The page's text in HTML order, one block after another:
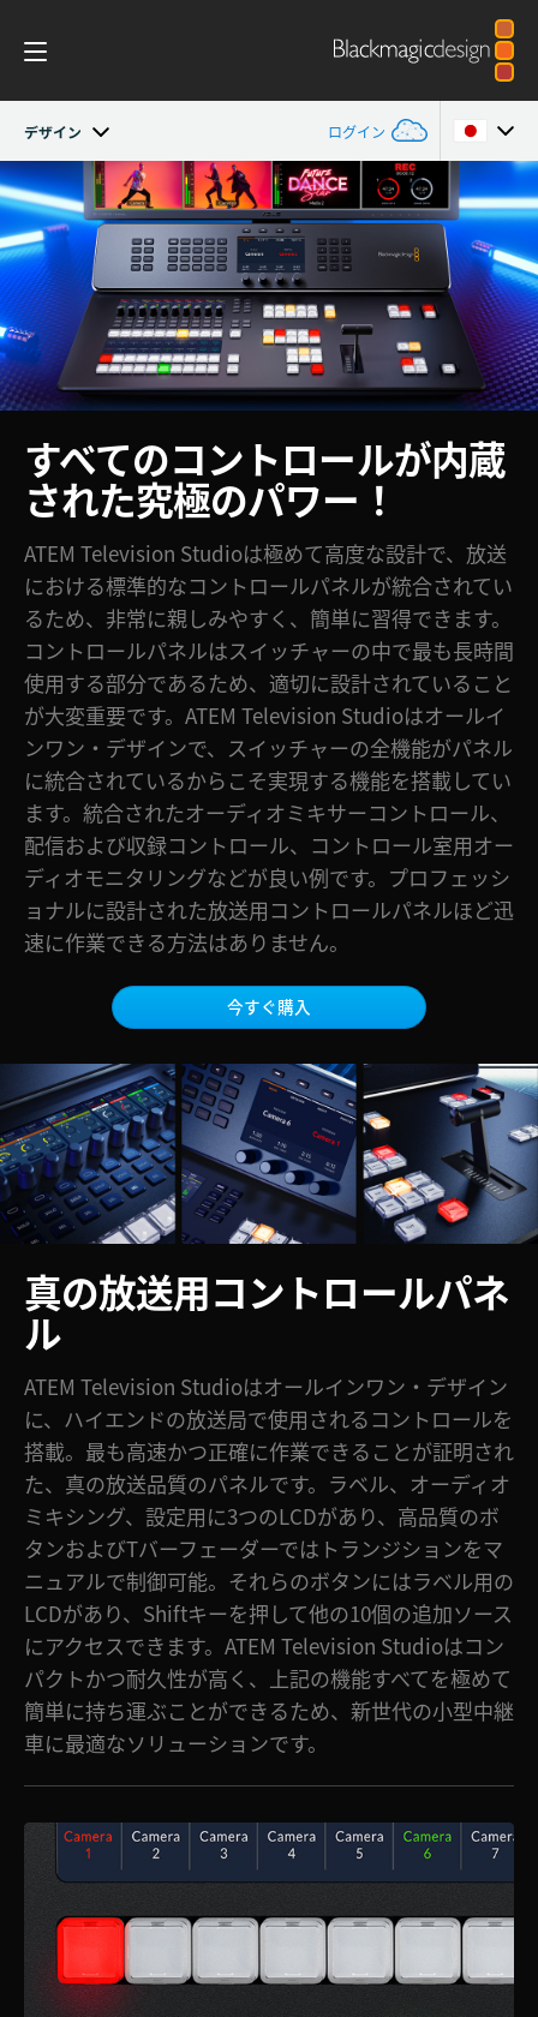
デザイン ログイン
ATEM Television Studio
はじめに
デザイン
機能
ソフトウェア
編集
ATEM Mic Converter
仕様
Argentina
Australia
Austria
Brazil
Canada
China
Denmark
Finland
France
Germany
Hong Kong SAR, China
India
Italy
Japan
Korea
Malaysia
Netherlands
New Zealand
Norway
Poland
Portugal
South Africa
Spain
Sweden
Chinese Taipei
Turkey
UAE
Ukraine
United Kingdom
すべてのコントロールが内蔵
された究極のパワー！
ATEM Television Studioは極めて高度な設計で、放送
における標準的なコントロールパネルが統合されてい
るため、非常に親しみやすく、簡単に習得できます。
コントロールパネルはスイッチャーの中で最も長時間
使用する部分であるため、適切に設計されていること
が大変重要です。ATEM Television Studioはオールイ
ンワン・デザインで、スイッチャーの全機能がパネル
に統合されているからこそ実現する機能を搭載してい
ます。統合されたオーディオミキサーコントロール、
配信および収録コントロール、コントロール室用オー
ディオモニタリングなどが良い例です。プロフェッシ
ョナルに設計された放送用コントロールパネルほど迅
速に作業できる方法はありません。
今すぐ購入
真の放送用コントロールパネ
ル
ATEM Television Studioはオールインワン・デザイン
に、ハイエンドの放送局で使用されるコントロールを
搭載。最も高速かつ正確に作業できることが証明され
た、真の放送品質のパネルです。ラベル、オーディオ
ミキシング、設定用に3つのLCDがあり、高品質のボ
タンおよびTバーフェーダーではトランジションをマ
ニュアルで制御可能。それらのボタンにはラベル用の
LCDがあり、Shiftキーを押して他の10個の追加ソース
にアクセスできます。ATEM Television Studioはコン
パクトかつ耐久性が高く、上記の機能すべてを極めて
簡単に持ち運ぶことができるため、新世代の小型中継
車に最適なソリューションです。